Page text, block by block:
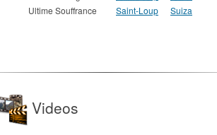
Ultime Souffrance Saint-Loup Suiza
Videos